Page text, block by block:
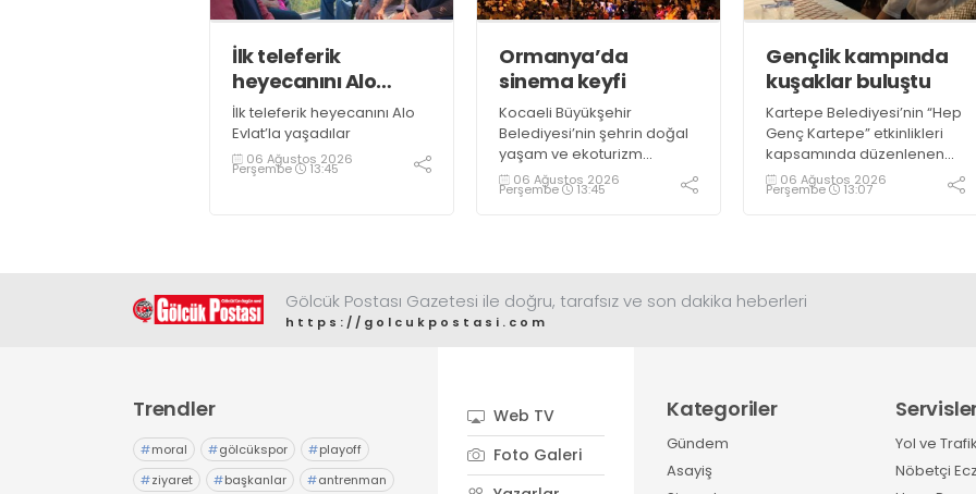
geçireceğiz” dedi
İlk teleferik
heyecanını Alo
Evlat’la yaşadılar
İlk teleferik heyecanını Alo
Evlat’la yaşadılar
06 Ağustos 2026
Perşembe 13:45
Ormanya’da
sinema keyfi
Kocaeli Büyükşehir
Belediyesi’nin şehrin doğal
yaşam ve ekoturizm
merkezi Ormanya’da
düzenlediği “Gece
06 Ağustos 2026
Perşembe 13:45
Gençlik kampında
kuşaklar buluştu
Kartepe Belediyesi’nin “Hep
Genç Kartepe” etkinlikleri
kapsamında düzenlenen
Gençlik ve Gelişim Kampı’na
katılan gençler, Kocaeli
06 Ağustos 2026
Perşembe 13:07
Gölcük Postası Gazetesi ile doğru, tarafsız ve son dakika heberleri
https://golcukpostasi.com
Trendler
#moral #gölcükspor #playoff
#ziyaret #başkanlar #antrenman
Web TV
Foto Galeri
Kategoriler
Gündem
Asayiş
Yol ve
Nöbetçi